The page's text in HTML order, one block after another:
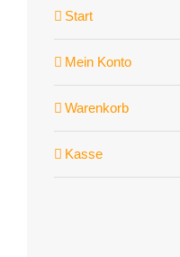
Start
Mein Konto
Warenkorb
Kasse